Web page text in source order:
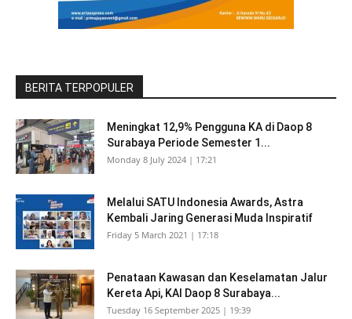
BERITA TERPOPULER
Meningkat 12,9% Pengguna KA di Daop 8
Surabaya Periode Semester 1...
Monday 8 July 2024 | 17:21
Melalui SATU Indonesia Awards, Astra
Kembali Jaring Generasi Muda Inspiratif
Friday 5 March 2021 | 17:18
Penataan Kawasan dan Keselamatan Jalur
Kereta Api, KAI Daop 8 Surabaya...
Tuesday 16 September 2025 | 19:39